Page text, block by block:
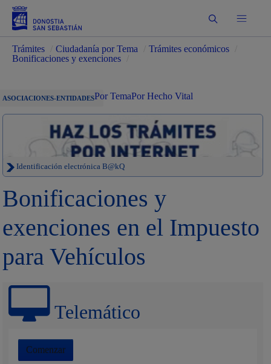
Buscar
Trámites Ciudadanía por Tema Trámites económicos
Bonificaciones y exenciones
ASOCIACIONES-ENTIDADESPor TemaPor Hecho Vital
Identificación electrónica B@kQ
Bonificaciones y
exenciones en el Impuesto
para Vehículos
Telemático
Comenzar